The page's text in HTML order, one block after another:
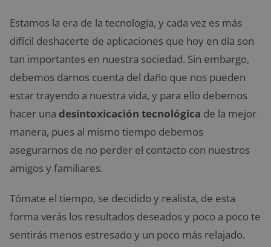
Estamos la era de la tecnología, y cada vez es más
difícil deshacerte de aplicaciones que hoy en día son
tan importantes en nuestra sociedad. Sin embargo,
debemos darnos cuenta del daño que nos pueden
estar trayendo a nuestra vida, y para ello debemos
hacer una desintoxicación tecnológica de la mejor
manera, pues al mismo tiempo debemos
asegurarnos de no perder el contacto con nuestros
amigos y familiares.
Tómate el tiempo, se decidido y realista, de esta
forma verás los resultados deseados y poco a poco te
sentirás menos estresado y un poco más relajado.